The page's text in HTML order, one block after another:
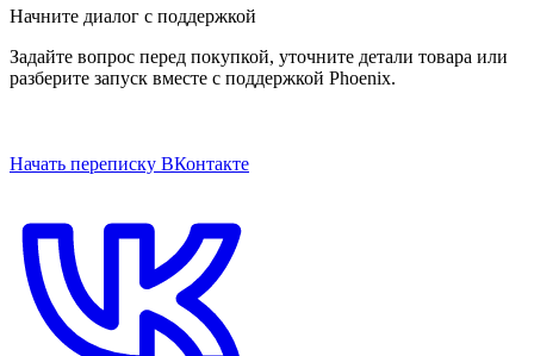
Начните диалог с поддержкой
Задайте вопрос перед покупкой, уточните детали товара или
разберите запуск вместе с поддержкой Phoenix.
Начать переписку ВКонтакте